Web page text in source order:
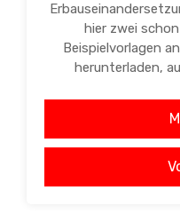
hier zwei
Beispielvorlagen
herunterladen,